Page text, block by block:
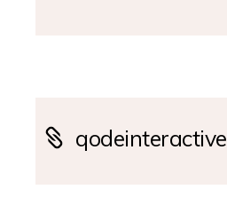
qodeinteractive